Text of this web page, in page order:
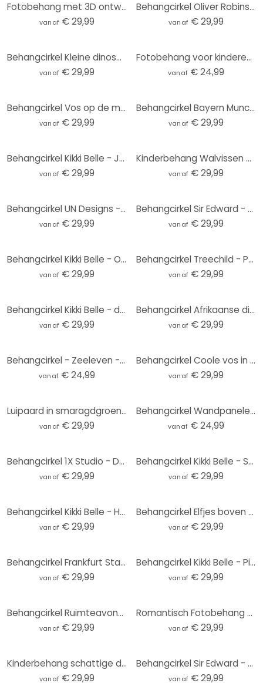
Fotobehang met 3D ontwerp - Abstracte ringen beige - Grande - Rond - vliesbehang/zelfklevend vliesbe
vanaf € 29,99
Behangcirkel Oliver Robins - Ark van Noach - vliesbehang/zelfklevend vliesbehang
vanaf € 29,99
Behangcirkel Kleine dinosaurussen op een grote ontdekkingsreis - Oliver Robins - vliesbehang/zelfkle
vanaf € 29,99
Fotobehang voor kinderen zonnestelsel met planeten en aarde - Ms Tiff - Rond - Zelfklevend/niet-gewe
vanaf € 24,99
Behangcirkel Vos op de maan met vallende sterren - Oliver Robins - vliesbehang/zelfklevend vliesbeha
vanaf € 29,99
Behangcirkel Bayern Munchen Stadion - vliesbehang/zelfklevend vliesbehang
vanaf € 29,99
Behangcirkel Kikki Belle - Jungle Paradise - vliesbehang/zelfklevend vliesbehang
vanaf € 29,99
Kinderbehang Walvissen en hun vrienden in de onderwaterwereld - Oliver Robins - Rond - vliesbehang/z
vanaf € 29,99
Behangcirkel UN Designs - Fleur de Paris - vliesbehang/zelfklevend vliesbehang
vanaf € 29,99
Behangcirkel Sir Edward - Magic Flowers - vliesbehang/zelfklevend vliesbehang
vanaf € 29,99
Behangcirkel Kikki Belle - Ocean Life - vliesbehang/zelfklevend vliesbehang
vanaf € 29,99
Behangcirkel Treechild - Pastelkleurige grassen - vliesbehang/zelfklevend vliesbehang
vanaf € 29,99
Behangcirkel Kikki Belle - de Savanne - vliesbehang/zelfklevend vliesbehang
vanaf € 29,99
Behangcirkel Afrikaanse dieren in het regenwoud - Kvilis - vliesbehang/zelfklevend vliesbehang
vanaf € 29,99
Behangcirkel - Zeeleven - vliesbehang/zelfklevend vliesbehang
vanaf € 24,99
Behangcirkel Coole vos in een pak - Magnusson - vliesbehang/zelfklevend vliesbehang
vanaf € 29,99
Luipaard in smaragdgroene jungle Fotobehang - Manovski - Rond - vliesbehang/zelfklevend vliesbehang
vanaf € 29,99
Behangcirkel Wandpanelen met houtlook - vliesbehang/zelfklevend vliesbehang
vanaf € 24,99
Behangcirkel 1X Studio - Duinen - vliesbehang/zelfklevend vliesbehang
vanaf € 29,99
Behangcirkel Kikki Belle - Searching in the Jungle - vliesbehang/zelfklevend vliesbehang
vanaf € 29,99
Behangcirkel Kikki Belle - Herten in het Bos - vliesbehang/zelfklevend vliesbehang
vanaf € 29,99
Behangcirkel Elfjes boven roze wolken - Oliver Robins - vliesbehang/zelfklevend vliesbehang
vanaf € 29,99
Behangcirkel Frankfurt Stadion - vliesbehang/zelfklevend vliesbehang
vanaf € 29,99
Behangcirkel Kikki Belle - Pirate Bay - vliesbehang/zelfklevend vliesbehang
vanaf € 29,99
Behangcirkel Ruimteavontuur met astronauten - Oliver Robins - vliesbehang/zelfklevend vliesbehang
vanaf € 29,99
Romantisch Fotobehang - zonsondergang over strand en zee - Sisi & Seb - Rond - vliesbehang/zelfkleve
vanaf € 29,99
Kinderbehang schattige dieren in het hart van het bos | kinderkamer - Oliver Robins - Rond - vliesbe
vanaf € 29,99
Behangcirkel Sir Edward - Blauwe Weide - vliesbehang/zelfklevend vliesbehang
vanaf € 29,99